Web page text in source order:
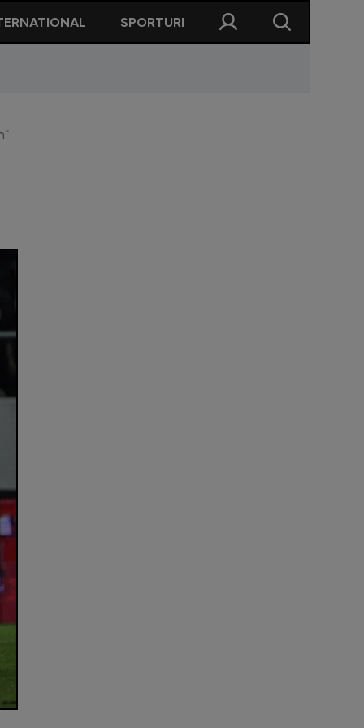
SPORTURI